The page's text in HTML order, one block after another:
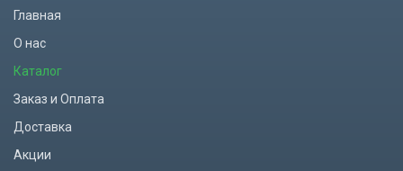
Главная
О нас
Каталог
Заказ и Оплата
Доставка
Акции